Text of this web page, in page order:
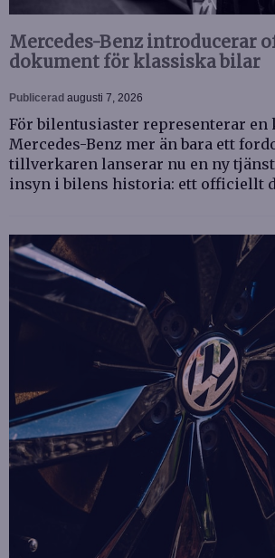
Mercedes-Benz introducerar
dokument för klassiska bilar
Publicerad augusti 7, 2026
För bilentusiaster representerar en
Mercedes-Benz mer än bara ett
tillverkaren lanserar nu en ny tjänst
insyn i bilens historia: ett officiellt